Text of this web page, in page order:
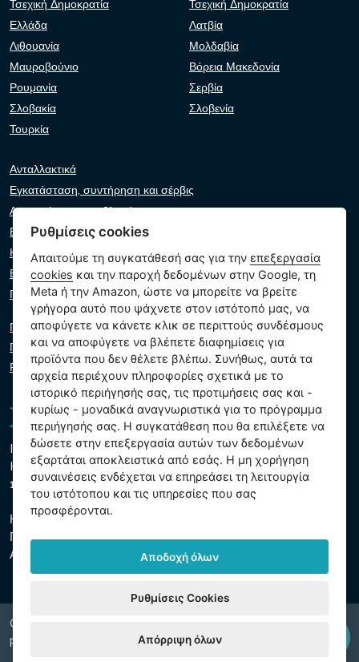
Τσεχική Δημοκρατία
Τσεχική Δημοκρατία
Ελλάδα
Λατβία
Λιθουανία
Μολδαβία
Μαυροβούνιο
Βόρεια Μακεδονία
Ρουμανία
Σερβία
Σλοβακία
Σλοβενία
Τουρκία
Ανταλλακτικά
Εγκατάσταση, συντήρηση και σέρβις
Αντιμετώπιση προβλημάτων
Εγγυήσεις και αξιώσεις
Κατάλογος λιανοπωλητών
Εικονικός βοηθός
Γράψτε μας
Πολιτική απορρήτου
Πολιτική cookie
Ρυθμίσεις cookies
Intex Trading, s.r.o.
Hradecká 2526/3
130 00 Πράγα 3 - Τσεχική Δημοκρατία
Η εταιρεία είναι εγγεγραμμένη στο δημοτικό δικαστήριο της
Πράγας, τμήμα Γ, ένθετο 74759
ΑΜΕ 26150808, ΑΦΜ CZ26150808
Copyright © 2026 INTEX TRADING s.r.o. Všechna
právavyhrazena.
Ρυθμίσεις cookies
Απαιτούμε τη συγκατάθεσή σας για τηνεπεξεργασία
cookies και την παροχή δεδομένων στην Google, τη
Meta ή την Amazon, ώστε να μπορείτε να βρείτε
γρήγορα αυτό που ψάχνετε στον ιστότοπό μας, να
αποφύγετε να κάνετε κλικ σε περιττούς συνδέσμους
και να αποφύγετε να βλέπετε διαφημίσεις για
προϊόντα που δεν θέλετε βλέπω. Συνήθως, αυτά τα
αρχεία περιέχουν πληροφορίες σχετικά με το
ιστορικό περιήγησής σας, τις προτιμήσεις σας και -
κυρίως - μοναδικά αναγνωριστικά για το πρόγραμμα
περιήγησής σας. Η συγκατάθεση που θα επιλέξετε να
δώσετε στην επεξεργασία αυτών των δεδομένων
εξαρτάται αποκλειστικά από εσάς. Η μη χορήγηση
συναινέσεις ενδέχεται να επηρεάσει τη λειτουργία
του ιστότοπου και τις υπηρεσίες που σας
προσφέρονται.
Αποδοχή όλων
Ρυθμίσεις Cookies
Απόρριψη όλων